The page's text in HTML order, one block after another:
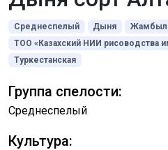
Среднеспелый Дыня
ТОО «Казахский НИИ рисоводства
Туркестанская
Группа спелости:
Среднеспелый
Культура: